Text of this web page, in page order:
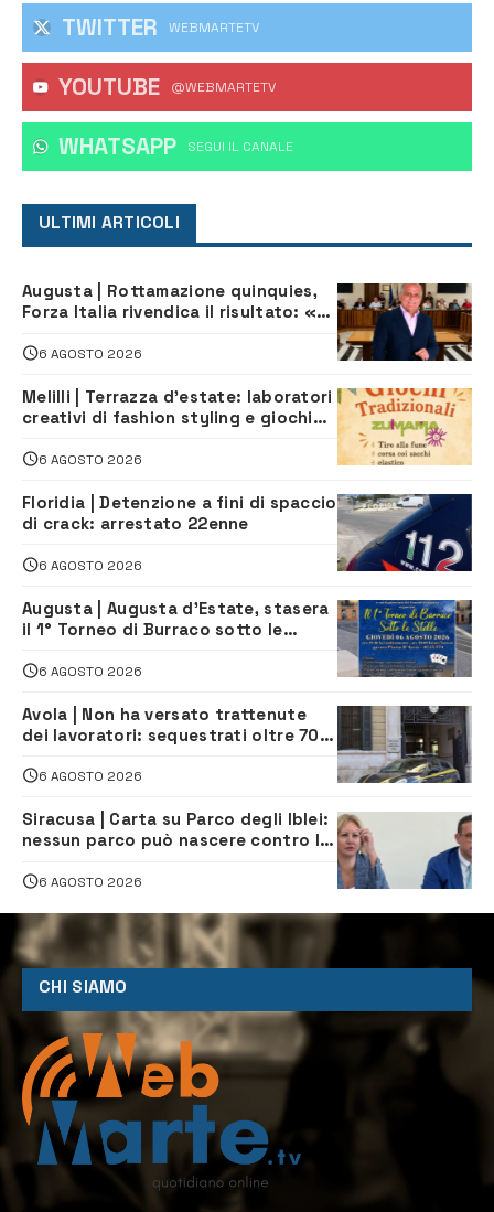
TWITTER WEBMARTETV
YOUTUBE @WEBMARTETV
WHATSAPP ‎SEGUI IL CANALE
ULTIMI ARTICOLI
Augusta | Rottamazione quinquies,
Forza Italia rivendica il risultato: «La
6 AGOSTO 2026
Melilli | Terrazza d’estate: laboratori
creativi di fashion styling e giochi
iscriversi
6 AGOSTO 2026
Floridia | Detenzione a fini di spaccio
di crack: arrestato 22enne
6 AGOSTO 2026
Augusta | Augusta d’Estate, stasera
il 1° Torneo di Burraco sotto le
6 AGOSTO 2026
Avola | Non ha versato trattenute
dei lavoratori: sequestrati oltre 700
climatizzazione
6 AGOSTO 2026
Siracusa | Carta su Parco degli Iblei:
nessun parco può nascere contro le
6 AGOSTO 2026
CHI SIAMO